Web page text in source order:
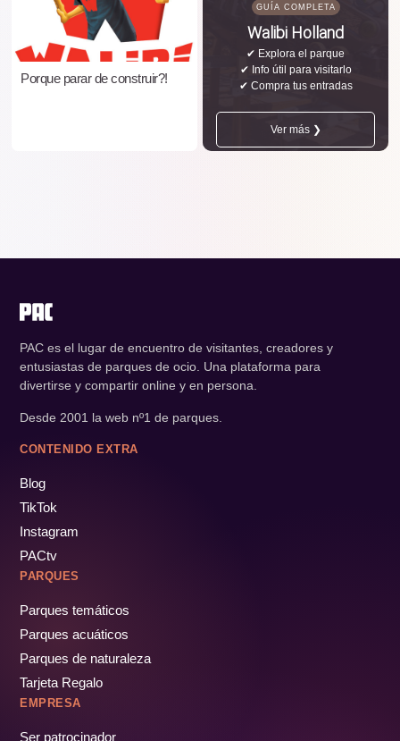
Porque parar de construir?!
GUÍA COMPLETA
Walibi Holland
✔ Explora el parque
✔ Info útil para visitarlo
✔ Compra tus entradas
Ver más ❯
PAC es el lugar de encuentro de visitantes, creadores y
entusiastas de parques de ocio. Una plataforma para
divertirse y compartir online y en persona.
Desde 2001 la web nº1 de parques.
CONTENIDO EXTRA
Blog
TikTok
Instagram
PACtv
PARQUES
Parques temáticos
Parques acuáticos
Parques de naturaleza
Tarjeta Regalo
EMPRESA
Ser patrocinador